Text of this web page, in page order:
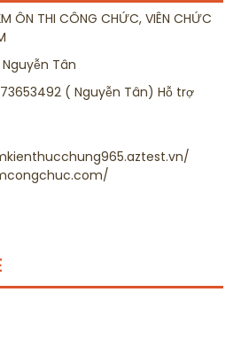
ÔN THI CÔNG CHỨC, VIÊN CHỨC
Nguyễn Tân
( Nguyễn Tân) Hỗ trợ